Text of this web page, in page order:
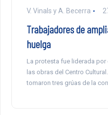
V. Vinals y A. Becerra
Trabajadores de
huelga
La protesta fue liderada
las obras del Centro
tomaron tres grúas de la